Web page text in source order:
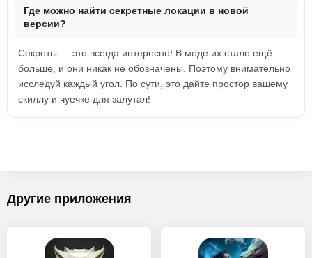
Где можно найти секретные локации в новой
версии?
Секреты — это всегда интересно! В моде их стало ещё
больше, и они никак не обозначены. Поэтому внимательно
исследуй каждый угол. По сути, это дайте простор вашему
скиллу и чуечке для залутал!
Другие приложения